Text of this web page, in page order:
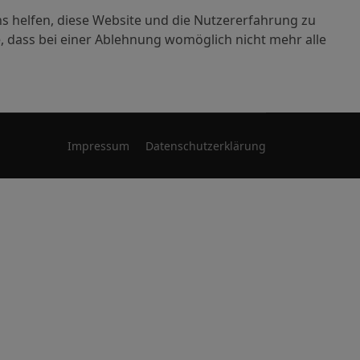
Impressum Datenschutzerklärung
helfen, diese Website und die Nutzererfahrung zu
dass bei einer Ablehnung womöglich nicht mehr alle